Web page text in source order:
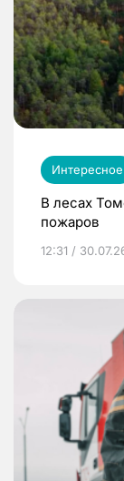
Интересное
В лесах
пожаров
12:31 /